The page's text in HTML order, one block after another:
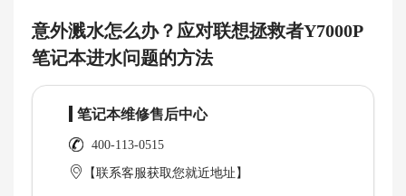
意外溅水怎么办？应对联想拯救者Y7000P
笔记本进水问题的方法
笔记本维修售后中心
400-113-0515
【联系客服获取您就近地址】